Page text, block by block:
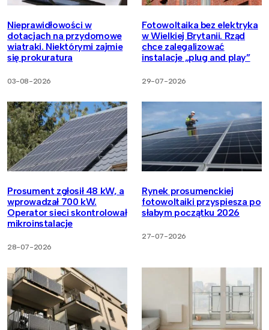
Nieprawidłowości w
dotacjach na przydomowe
wiatraki. Niektórymi zajmie
się prokuratura
03-08-2026
Fotowoltaika bez elektryka
w Wielkiej Brytanii. Rząd
chce zalegalizować
instalacje „plug and play”
29-07-2026
Prosument zgłosił 48 kW, a
wprowadzał 700 kW.
Operator sieci skontrolował
mikroinstalacje
28-07-2026
Rynek prosumenckiej
fotowoltaiki przyspiesza po
słabym początku 2026
27-07-2026